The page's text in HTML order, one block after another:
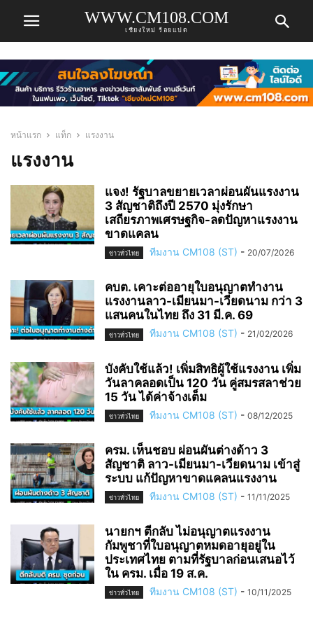
WWW.CM108.COM
เชียงใหม่ ร้อยแปด
หน้าแรก แท็ก แรงงาน
แรงงาน
แจง! รัฐบาลขยายเวลาผ่อนผันแรงงาน
3 สัญชาติถึงปี 2570 มุ่งรักษา
เสถียรภาพเศรษฐกิจ-ลดปัญหาแรงงาน
ขาดแคลน
ข่าวทั่วไทย ทีมงาน CM108 (ST) - 20/07/2026
คบต. เคาะต่ออายุใบอนุญาตทำงาน
แรงงานลาว-เมียนมา-เวียดนาม กว่า 3
แสนคนในไทย ถึง 31 มี.ค. 69
ข่าวทั่วไทย ทีมงาน CM108 (ST) - 21/02/2026
บังคับใช้แล้ว! เพิ่มสิทธิผู้ใช้แรงงาน เพิ่ม
วันลาคลอดเป็น 120 วัน คู่สมรสลาช่วย
15 วัน ได้ค่าจ้างเต็ม
ข่าวทั่วไทย ทีมงาน CM108 (ST) - 08/12/2025
ครม. เห็นชอบ ผ่อนผันต่างด้าว 3
สัญชาติ ลาว-เมียนมา-เวียดนาม เข้าสู่
ระบบ แก้ปัญหาขาดแคลนแรงงาน
ข่าวทั่วไทย ทีมงาน CM108 (ST) - 11/11/2025
นายกฯ ตีกลับ ไม่อนุญาตแรงงาน
กัมพูชาที่ใบอนุญาตหมดอายุอยู่ใน
ประเทศไทย ตามที่รัฐบาลก่อนเสนอไว้
ใน ครม. เมื่อ 19 ส.ค.
ข่าวทั่วไทย ทีมงาน CM108 (ST) - 10/11/2025